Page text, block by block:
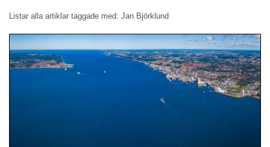
Listar alla artiklar taggade med: Jan Björklund